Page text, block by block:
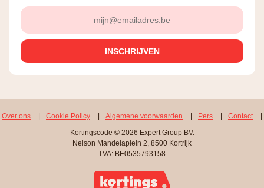
Over ons | Cookie Policy | Algemene voorwaarden | Pers | Contact
|
Kortingscode © 2026 Expert Group BV.
Nelson Mandelaplein 2, 8500 Kortrijk
TVA: BE0535793158